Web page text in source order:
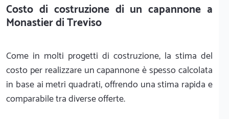
Costo di costruzione di un capannone a
Monastier di Treviso
Come in molti progetti di costruzione, la stima del
costo per realizzare un capannone è spesso calcolata
in base ai metri quadrati, offrendo una stima rapida e
comparabile tra diverse offerte.